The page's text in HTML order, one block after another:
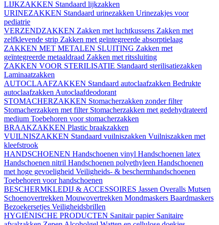
LIJKZAKKEN Standaard lijkzakken
URINEZAKKEN Standaard urinezakken Urinezakjes voor
pediatrie
VERZENDZAKKEN Zakken met luchtkussens Zakken met
zelfklevende strip Zakken met geïntegreerde absorptielaag
ZAKKEN MET METALEN SLUITING Zakken met
geïntegreerde metaaldraad Zakken met ritssluiting
ZAKKEN VOOR STERILISATIE Standaard sterilisatiezakken
Laminaatzakken
AUTOCLAAFZAKKEN Standaard autoclaafzakken Bedrukte
autoclaafzakken Autoclaafdeodorant
STOMACHERZAKKEN Stomacherzakken zonder filter
Stomacherzakken met filter Stomacherzakken met gedehydrateerd
medium Toebehoren voor stomacherzakken
BRAAKZAKKEN Plastic braakzakken
VUILNISZAKKEN Standaard vuilniszakken Vuilniszakken met
kleefstrook
HANDSCHOENEN Handschoenen vinyl Handschoenen latex
Handschoenen nitril Handschoenen polyethyleen Handschoenen
met hoge gevoeligheid Veiligheids- & beschermhandschoenen
Toebehoren voor handschoenen
BESCHERMKLEDIJ & ACCESSOIRES Jassen Overalls Mutsen
Schoenovertrekken Mouwovertrekken Mondmaskers Baardmaskers
Bezoekersetjes Veiligheidsbrillen
HYGIËNISCHE PRODUCTEN Sanitair papier Sanitaire